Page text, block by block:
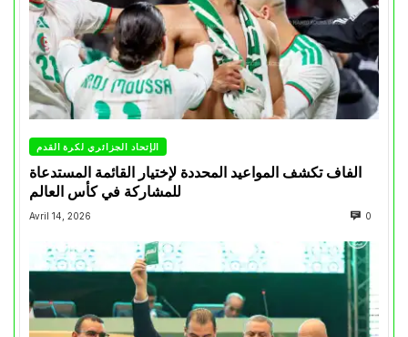
الإتحاد الجزائري لكرة القدم
الفاف تكشف المواعيد المحددة لإختيار القائمة المستدعاة
للمشاركة في كأس العالم
Avril 14, 2026 0